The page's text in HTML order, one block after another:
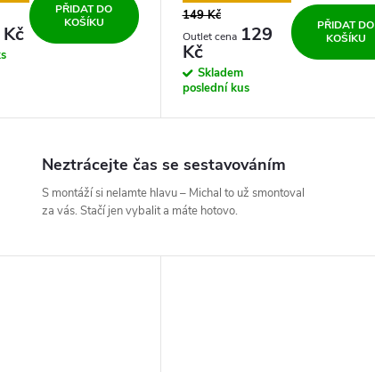
PŘIDAT DO
KOŠÍKU
149 Kč
129
Kč
Skladem
poslední kus
PŘIDAT DO
KOŠÍKU
Neztrácejte čas se sestavováním
S montáží si nelamte hlavu – Michal to už smontoval
za vás. Stačí jen vybalit a máte hotovo.